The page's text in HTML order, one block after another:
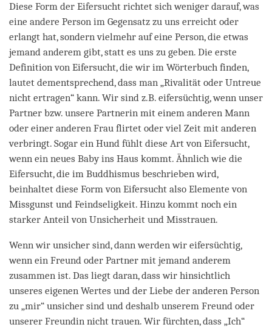
Diese Form der Eifersucht richtet sich weniger darauf, was
eine andere Person im Gegensatz zu uns erreicht oder
erlangt hat, sondern vielmehr auf eine Person, die etwas
jemand anderem gibt, statt es uns zu geben. Die erste
Definition von Eifersucht, die wir im Wörterbuch finden,
lautet dementsprechend, dass man „Rivalität oder Untreue
nicht ertragen“ kann. Wir sind z.B. eifersüchtig, wenn unser
Partner bzw. unsere Partnerin mit einem anderen Mann
oder einer anderen Frau flirtet oder viel Zeit mit anderen
verbringt. Sogar ein Hund fühlt diese Art von Eifersucht,
wenn ein neues Baby ins Haus kommt. Ähnlich wie die
Eifersucht, die im Buddhismus beschrieben wird,
beinhaltet diese Form von Eifersucht also Elemente von
Missgunst und Feindseligkeit. Hinzu kommt noch ein
starker Anteil von Unsicherheit und Misstrauen.
Wenn wir unsicher sind, dann werden wir eifersüchtig,
wenn ein Freund oder Partner mit jemand anderem
zusammen ist. Das liegt daran, dass wir hinsichtlich
unseres eigenen Wertes und der Liebe der anderen Person
zu „mir“ unsicher sind und deshalb unserem Freund oder
unserer Freundin nicht trauen. Wir fürchten, dass „Ich“